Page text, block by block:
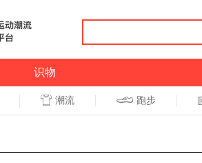
识物
潮流 跑步